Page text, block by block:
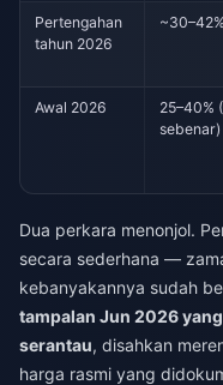
Pertengahan
tahun 2026
~30–42%
Awal 2026
25–40%
sebenar)
Dua perkara menonjol.
secara sederhana —
kebanyakannya sudah
tampalan Jun 2026
serantau, disahkan
harga rasmi yang